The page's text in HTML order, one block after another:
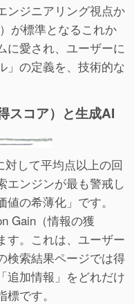
ンジニアリング視点か
が標準となるこれか
に愛され、ユーザーに
」の定義を、技術的な
スコア）と生成AI
して平均点以上の回
エンジンが最も警戒し
の希薄化」です。
Gain（情報の獲
す。これは、ユーザー
検索結果ページでは得
追加情報」をどれだけ
です。